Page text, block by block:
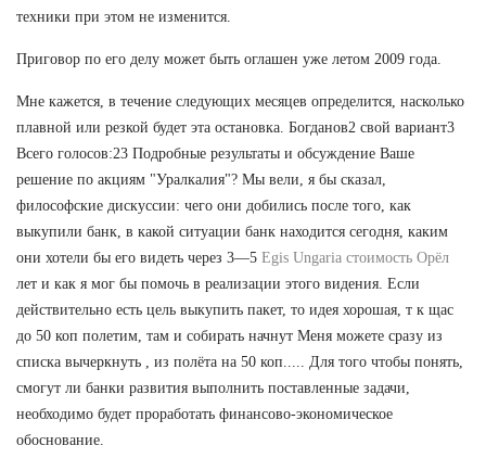
техники при этом не изменится.
Приговор по его делу может быть оглашен уже летом 2009 года.
Мне кажется, в течение следующих месяцев определится, насколько
плавной или резкой будет эта остановка. Богданов2 свой вариант3
Всего голосов:23 Подробные результаты и обсуждение Ваше
решение по акциям "Уралкалия"? Мы вели, я бы сказал,
философские дискуссии: чего они добились после того, как
выкупили банк, в какой ситуации банк находится сегодня, каким
они хотели бы его видеть через 3—5 Egis Ungaria стоимость Орёл
лет и как я мог бы помочь в реализации этого видения. Если
действительно есть цель выкупить пакет, то идея хорошая, т к щас
до 50 коп полетим, там и собирать начнут Меня можете сразу из
списка вычеркнуть , из полёта на 50 коп..... Для того чтобы понять,
смогут ли банки развития выполнить поставленные задачи,
необходимо будет проработать финансово-экономическое
обоснование.